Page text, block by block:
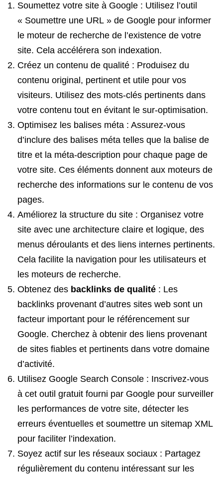
Soumettez votre site à Google : Utilisez l’outil
« Soumettre une URL » de Google pour informer
le moteur de recherche de l’existence de votre
site. Cela accélérera son indexation.
Créez un contenu de qualité : Produisez du
contenu original, pertinent et utile pour vos
visiteurs. Utilisez des mots-clés pertinents dans
votre contenu tout en évitant le sur-optimisation.
Optimisez les balises méta : Assurez-vous
d’inclure des balises méta telles que la balise de
titre et la méta-description pour chaque page de
votre site. Ces éléments donnent aux moteurs de
recherche des informations sur le contenu de vos
pages.
Améliorez la structure du site : Organisez votre
site avec une architecture claire et logique, des
menus déroulants et des liens internes pertinents.
Cela facilite la navigation pour les utilisateurs et
les moteurs de recherche.
Obtenez des backlinks de qualité : Les
backlinks provenant d’autres sites web sont un
facteur important pour le référencement sur
Google. Cherchez à obtenir des liens provenant
de sites fiables et pertinents dans votre domaine
d’activité.
Utilisez Google Search Console : Inscrivez-vous
à cet outil gratuit fourni par Google pour surveiller
les performances de votre site, détecter les
erreurs éventuelles et soumettre un sitemap XML
pour faciliter l’indexation.
Soyez actif sur les réseaux sociaux : Partagez
régulièrement du contenu intéressant sur les